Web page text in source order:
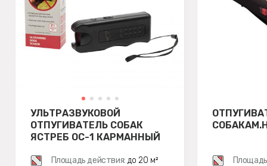
УЛЬТРАЗВУКОВОЙ
ОТПУГИВАТЕЛЬ СОБАК
ЯСТРЕБ ОС-1 КАРМАННЫЙ
Площадь действия: до 20 м²